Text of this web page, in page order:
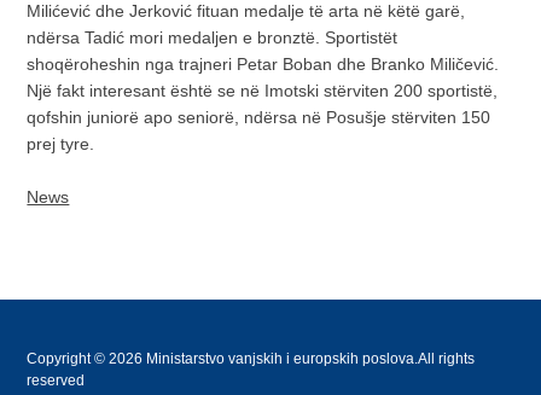
Milićević dhe Jerković fituan medalje të arta në këtë garë,
ndërsa Tadić mori medaljen e bronztë. Sportistët
shoqëroheshin nga trajneri Petar Boban dhe Branko Miličević.
Një fakt interesant është se në Imotski stërviten 200 sportistë,
qofshin juniorë apo seniorë, ndërsa në Posušje stërviten 150
prej tyre.
News
Copyright © 2026 Ministarstvo vanjskih i europskih poslova.All rights
reserved